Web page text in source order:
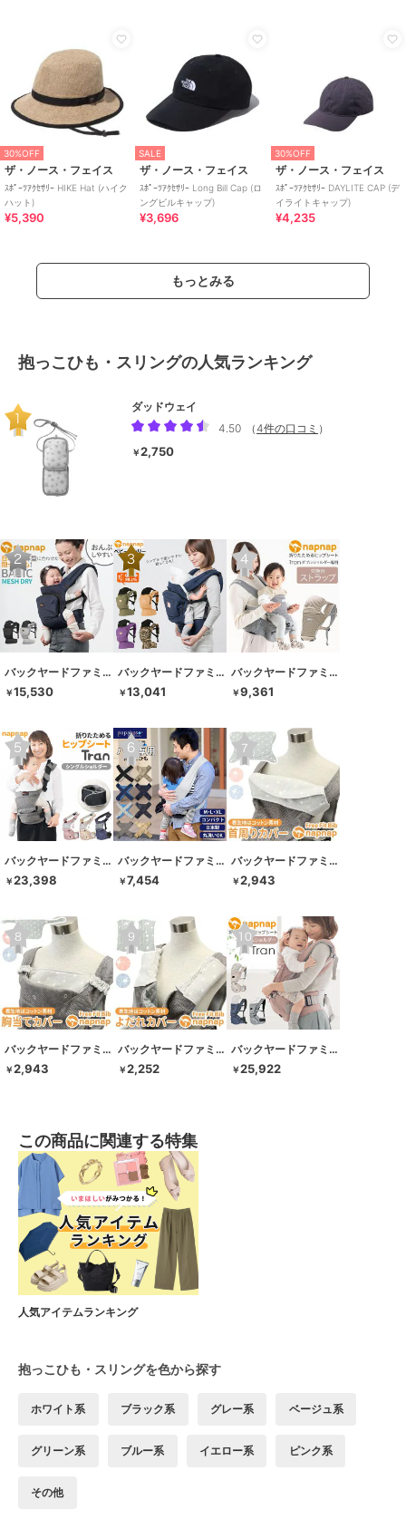
30%OFF
ザ・ノース・フェイス
ｽﾎﾟｰﾂｱｸｾｻﾘｰ HIKE Hat (ハイク
ハット)
¥5,390
SALE
ザ・ノース・フェイス
ｽﾎﾟｰﾂｱｸｾｻﾘｰ Long Bill Cap (ロ
ングビルキャップ)
¥3,696
30%OFF
ザ・ノース・フェイス
ｽﾎﾟｰﾂｱｸｾｻﾘｰ DAYLITE CAP (デ
イライトキャップ)
¥4,235
もっとみる
抱っこひも・スリングの人気ランキング
ダッドウェイ
4.50
（4件の口コミ ）
￥2,750
バックヤードファミリー
￥15,530
バックヤードファミリー
￥13,041
バックヤードファミリー
￥9,361
バックヤードファミリー
￥23,398
バックヤードファミリー
￥7,454
バックヤードファミリー
￥2,943
バックヤードファミリー
￥2,943
バックヤードファミリー
￥2,252
バックヤードファミリー
￥25,922
この商品に関連する特集
人気アイテムランキング
抱っこひも・スリングを色から探す
ホワイト系 ブラック系 グレー系 ベージュ系
グリーン系 ブルー系 イエロー系 ピンク系
その他